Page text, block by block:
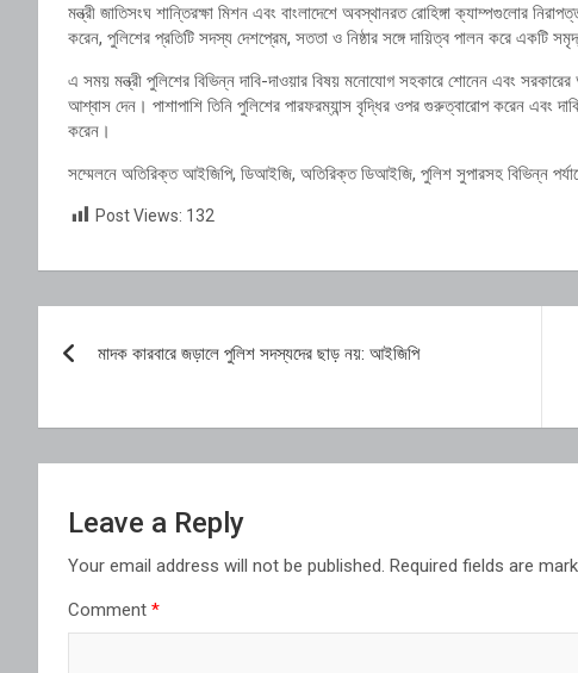
মন্ত্রী জাতিসংঘ শান্তিরক্ষা মিশন এবং বাংলাদেশে অবস্থানরত রোহিঙ্গা ক্যাম্পগুলোর
করেন, পুলিশের প্রতিটি সদস্য দেশপ্রেম, সততা ও নিষ্ঠার সঙ্গে দায়িত্ব পালন করে একটি
এ সময় মন্ত্রী পুলিশের বিভিন্ন দাবি-দাওয়ার বিষয় মনোযোগ সহকারে শোনেন এবং
আশ্বাস দেন। পাশাপাশি তিনি পুলিশের পারফরম্যান্স বৃদ্ধির ওপর গুরুত্বারোপ করেন এবং
করেন।
সম্মেলনে অতিরিক্ত আইজিপি, ডিআইজি, অতিরিক্ত ডিআইজি, পুলিশ সুপারসহ বিভিন্ন
Post Views: 132
navigation
মাদক কারবারে জড়ালে পুলিশ সদস্যদের ছাড় নয়: আইজিপি
Leave a Reply
Your email address will not be published. Required fields are
Comment *